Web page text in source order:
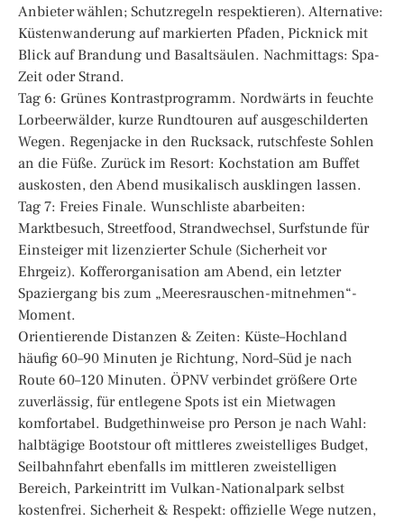
Anbieter wählen; Schutzregeln respektieren). Alternative:
Küstenwanderung auf markierten Pfaden, Picknick mit
Blick auf Brandung und Basaltsäulen. Nachmittags: Spa-
Zeit oder Strand.
Tag 6: Grünes Kontrastprogramm. Nordwärts in feuchte
Lorbeerwälder, kurze Rundtouren auf ausgeschilderten
Wegen. Regenjacke in den Rucksack, rutschfeste Sohlen
an die Füße. Zurück im Resort: Kochstation am Buffet
auskosten, den Abend musikalisch ausklingen lassen.
Tag 7: Freies Finale. Wunschliste abarbeiten:
Marktbesuch, Streetfood, Strandwechsel, Surfstunde für
Einsteiger mit lizenzierter Schule (Sicherheit vor
Ehrgeiz). Kofferorganisation am Abend, ein letzter
Spaziergang bis zum „Meeresrauschen-mitnehmen“-
Moment.
Orientierende Distanzen & Zeiten: Küste–Hochland
häufig 60–90 Minuten je Richtung, Nord–Süd je nach
Route 60–120 Minuten. ÖPNV verbindet größere Orte
zuverlässig, für entlegene Spots ist ein Mietwagen
komfortabel. Budgethinweise pro Person je nach Wahl:
halbtägige Bootstour oft mittleres zweistelliges Budget,
Seilbahnfahrt ebenfalls im mittleren zweistelligen
Bereich, Parkeintritt im Vulkan-Nationalpark selbst
kostenfrei. Sicherheit & Respekt: offizielle Wege nutzen,